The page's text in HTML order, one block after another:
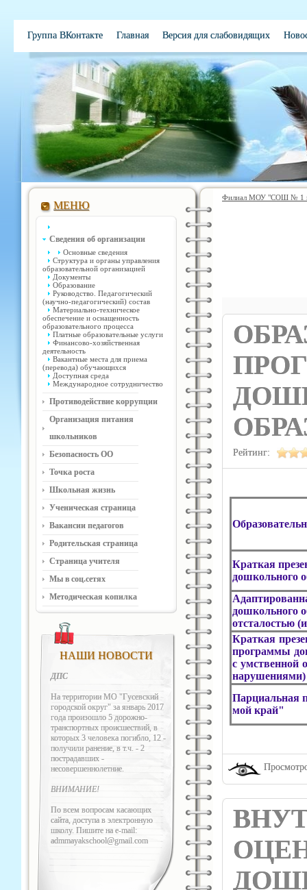
Группа ВКонтакте Главная Версия для слабовидящих
Электронная школа Обратная связь Вакансии Контакты
МЕНЮ
Сведения об организации
Основные сведения
Структура и органы управления
образовательной организацией
Документы
Образование
Руководство. Педагогический
(научно-педагогический) состав
Материально-техническое
обеспечение и оснащенность
образовательного процесса
Платные образовательные услуги
Финансово-хозяйственная
деятельность
Вакантные места для приема
(перевода) обучающихся
Доступная среда
Международное сотрудничество
Противодействие коррупции
Организация питания
школьников
Безопасность ОО
Точка роста
Школьная жизнь
Ученическая страница
Вакансии педагогов
Родительская страница
Страница учителя
Мы в соц.сетях
Методическая копилка
НАШИ НОВОСТИ
ДПС
На территории МО "Гусевский
городской округ" за январь 2017
года произошло 5 дорожно-
транспортных происшествий, в
которых 3 человека погибло, 12 -
получили ранение, в т.ч. - 2
пострадавших -
несовершеннолетние.
ВНИМАНИЕ!
По всем вопросам касающих
сайта, доступа в электронную
школу. Пишите на e-mail:
admmayakschool@gmail.com
Филиал МОУ "СОШ № 1
Рейтинг:
Краткая
дошкольного
дошкольного
отсталостью
Краткая
программы
с умственной
нарушениями)
Парциальная
мой край"